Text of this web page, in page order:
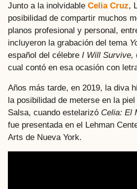
Junto a la inolvidable Celia Cruz,
posibilidad de compartir muchos
planos profesional y personal,
incluyeron la grabación del tema
español del célebre I Will Survive,
cual contó en esa ocasión con
Años más tarde, en 2019, la diva
la posibilidad de meterse en la
Salsa, cuando estelarizó Celia: El
fue presentada en el Lehman
Arts de Nueva York.